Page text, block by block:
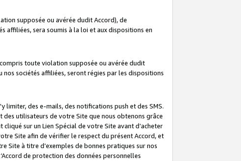
supposée ou avérée dudit Accord), de
affiliées, sera soumis à la loi et aux dispositions en
toute violation supposée ou avérée dudit
sociétés affiliées, seront régies par les dispositions
limiter, des e-mails, des notifications push et des SMS.
utilisateurs de votre Site que nous obtenons grâce
sur un Lien Spécial de votre Site avant d’acheter
Site afin de vérifier le respect du présent Accord, et
à titre d’exemples de bonnes pratiques sur nos
de protection des données personnelles